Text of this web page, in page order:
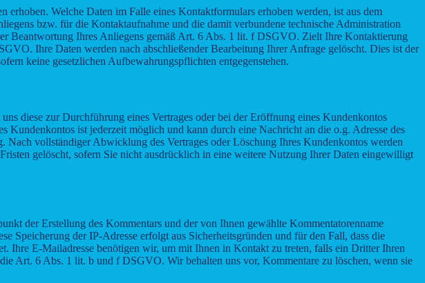
Welche Daten im Falle eines Kontaktformulars erhoben werden, ist aus dem
bzw. für die Kontaktaufnahme und die damit verbundene technische Administration
Beantwortung Ihres Anliegens gemäß Art. 6 Abs. 1 lit. f DSGVO. Zielt Ihre Kontaktierung
Ihre Daten werden nach abschließender Bearbeitung Ihrer Anfrage gelöscht. Dies ist der
keine gesetzlichen Aufbewahrungspflichten entgegenstehen.
diese zur Durchführung eines Vertrages oder bei der Eröffnung eines Kundenkontos
ist jederzeit möglich und kann durch eine Nachricht an die o.g. Adresse des
vollständiger Abwicklung des Vertrages oder Löschung Ihres Kundenkontos werden
gelöscht, sofern Sie nicht ausdrücklich in eine weitere Nutzung Ihrer Daten eingewilligt
der Erstellung des Kommentars und der von Ihnen gewählte Kommentatorenname
Speicherung der IP-Adresse erfolgt aus Sicherheitsgründen und für den Fall, dass die
Ihre E-Mailadresse benötigen wir, um mit Ihnen in Kontakt zu treten, falls ein Dritter Ihren
Art. 6 Abs. 1 lit. b und f DSGVO. Wir behalten uns vor, Kommentare zu löschen, wenn sie